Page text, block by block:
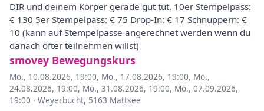
DIR und deinem Körper gerade gut tut. 10er Stempelpass:
€ 130 5er Stempelpass: € 75 Drop-In: € 17 Schnuppern: €
10 (kann auf Stempelpässe angerechnet werden wenn du
danach öfter teilnehmen willst)
smovey Bewegungskurs
Mo., 10.08.2026, 19:00, Mo., 17.08.2026, 19:00, Mo.,
24.08.2026, 19:00, Mo., 31.08.2026, 19:00, Mo., 07.09.2026,
19:00 · Weyerbucht, 5163 Mattsee